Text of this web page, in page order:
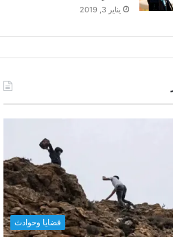
يناير 3, 2019
قضايا وحوادث